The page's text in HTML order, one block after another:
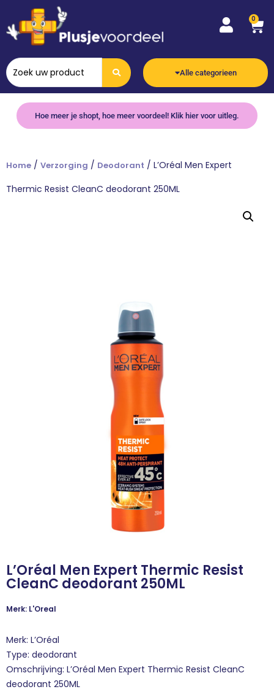
0
Alle categorieen
Hoe meer je shopt, hoe meer voordeel! Klik hier voor uitleg.
Home / Verzorging / Deodorant / L’Oréal Men Expert
Thermic Resist CleanC deodorant 250ML
L’Oréal Men Expert Thermic Resist
CleanC deodorant 250ML
Merk: L'Oreal
Merk: L’Oréal
Type: deodorant
Omschrijving: L’Oréal Men Expert Thermic Resist CleanC
deodorant 250ML